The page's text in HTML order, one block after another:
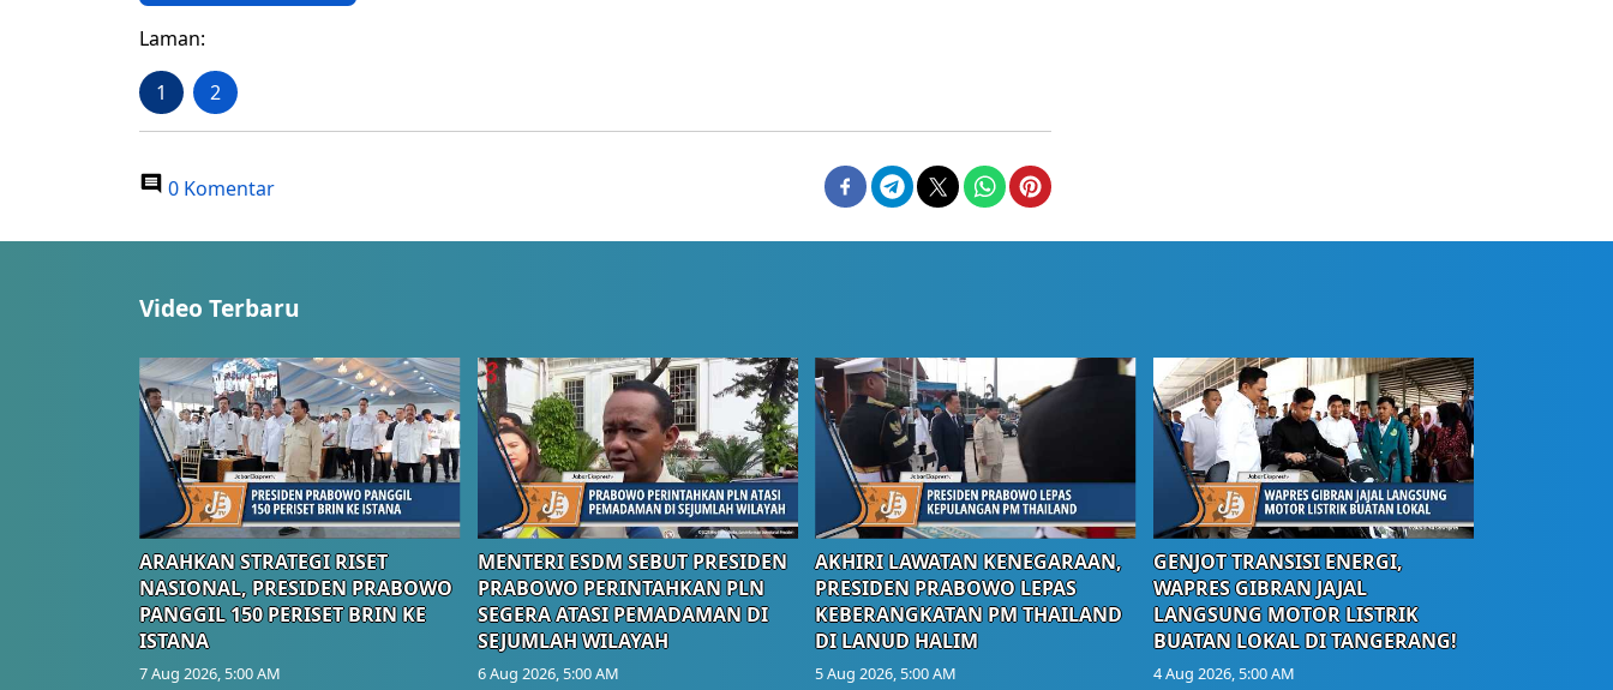
Laman:
1 2
0 Komentar
Video Terbaru
ARAHKAN STRATEGI RISET
NASIONAL, PRESIDEN PRABOWO
PANGGIL 150 PERISET BRIN KE
ISTANA
7 Aug 2026, 5:00 AM
MENTERI ESDM SEBUT PRESIDEN
PRABOWO PERINTAHKAN PLN
SEGERA ATASI PEMADAMAN DI
SEJUMLAH WILAYAH
6 Aug 2026, 5:00 AM
AKHIRI LAWATAN KENEGARAAN,
PRESIDEN PRABOWO LEPAS
KEBERANGKATAN PM THAILAND
DI LANUD HALIM
5 Aug 2026, 5:00 AM
GENJOT TRANSISI ENERGI,
WAPRES GIBRAN JAJAL
LANGSUNG MOTOR LISTRIK
BUATAN LOKAL DI TANGERANG!
4 Aug 2026, 5:00 AM